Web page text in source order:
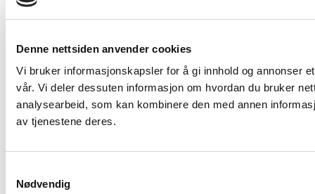
Denne nettsiden anvender cookies
Vi bruker informasjonskapsler for å gi innhold og annonser
vår. Vi deler dessuten informasjon om hvordan du bruker
analysearbeid, som kan kombinere den med annen
av tjenestene deres.
Nødvendig